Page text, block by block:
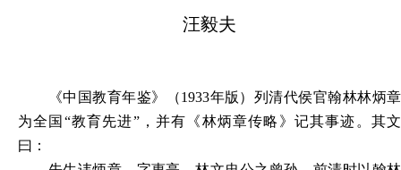
汪毅夫
《中国教育年鉴》（1933年版）列清代侯官翰林林炳章
为全国“教育先进”，并有《林炳章传略》记其事迹。其文
曰：